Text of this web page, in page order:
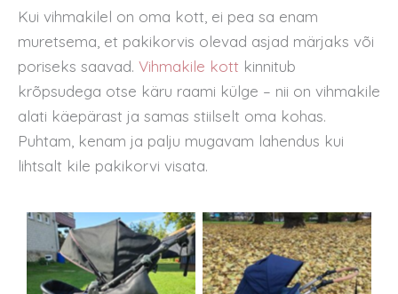
Kui vihmakilel on oma kott, ei pea sa enam
muretsema, et pakikorvis olevad asjad märjaks või
poriseks saavad. Vihmakile kott kinnitub
krõpsudega otse käru raami külge – nii on vihmakile
alati käepärast ja samas stiilselt oma kohas.
Puhtam, kenam ja palju mugavam lahendus kui
lihtsalt kile pakikorvi visata.